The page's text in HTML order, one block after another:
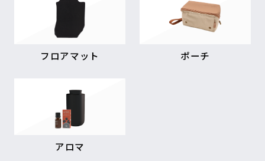
フロアマット ポーチ
アロマ